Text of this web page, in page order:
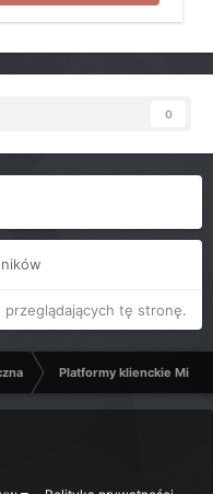
0
tę stronę.
Platformy klienckie